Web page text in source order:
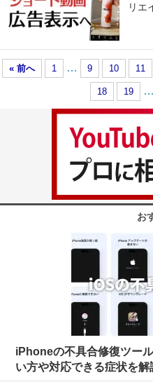
リエ
« 前へ 1 … 9 10 11
18 19 …
お
iPhoneの不具合修復ツー
い方や対応できる症状を解